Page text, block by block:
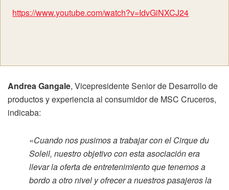
https://www.youtube.com/watch?v=IdvGiNXCJ24
Andrea Gangale, Vicepresidente Senior de Desarrollo de
productos y experiencia al consumidor de MSC Cruceros,
indicaba:
«Cuando nos pusimos a trabajar con el Cirque du
Soleil, nuestro objetivo con esta asociación era
llevar la oferta de entretenimiento que tenemos a
bordo a otro nivel y ofrecer a nuestros pasajeros la